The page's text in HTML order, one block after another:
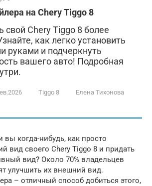
на Chery Tiggo 8
свой Chery Tiggo 8 более
как легко установить
руками и подчеркнуть
вашего авто! Подробная
Tiggo 8 Елена Тихонова
когда-нибудь, как просто
вид своего Chery Tiggo 8 и придать
вид? Около 70% владельцев
улучшить их внешний вид.
– отличный способ добиться этого,